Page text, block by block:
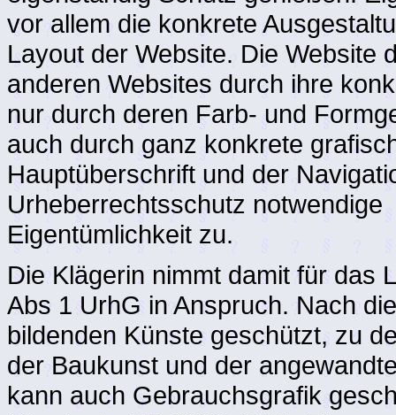
vor allem die konkrete
Layout der Website. Die Website
anderen Websites durch ihre
nur durch deren Farb- und
auch durch ganz konkrete
Hauptüberschrift und der
Urheberrechtsschutz notwendige
Eigentümlichkeit zu.
Die Klägerin nimmt damit für das
Abs 1 UrhG in Anspruch. Nach
bildenden Künste geschützt, zu
der Baukunst und der
kann auch Gebrauchsgrafik